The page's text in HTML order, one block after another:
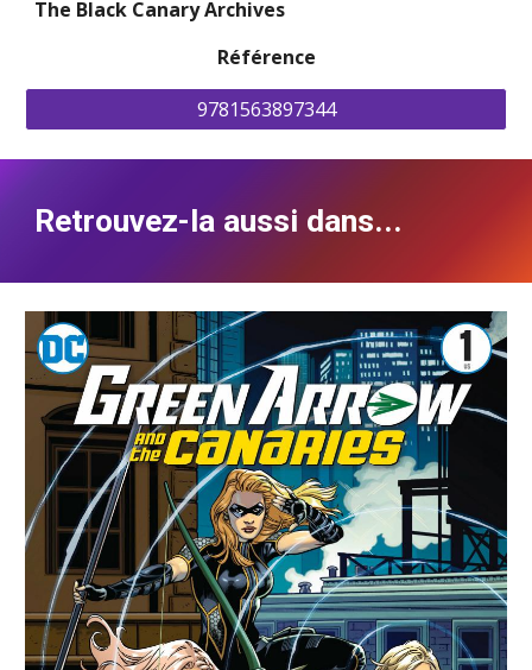
The Black Canary Archives
Référence
9781563897344
Retrouvez-la aussi dans...